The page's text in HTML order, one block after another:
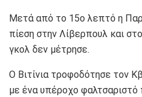
Μετά από το 15ο λεπτό η
πίεση στην Λίβερπουλ και
γκολ δεν μέτρησε.
Ο Βιτίνια τροφοδότησε τον
με ένα υπέροχο